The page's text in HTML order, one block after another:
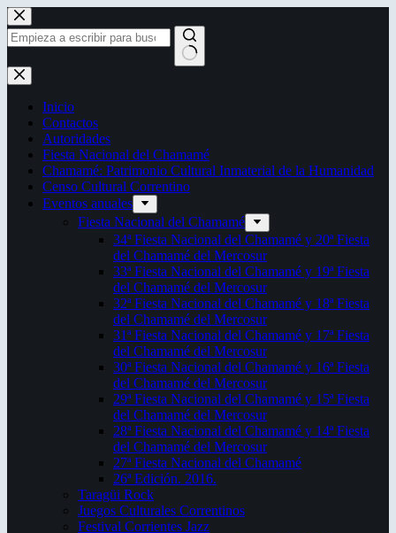
Saltar
al
contenido
Sin
resultados
Inicio
Contactos
Autoridades
Fiesta Nacional del Chamamé
Chamamé: Patrimonio Cultural Inmaterial de la Humanidad
Censo Cultural Correntino
Eventos anuales
Fiesta Nacional del Chamamé
34ª Fiesta Nacional del Chamamé y 20ª Fiesta
del Chamamé del Mercosur
33ª Fiesta Nacional del Chamamé y 19ª Fiesta
del Chamamé del Mercosur
32ª Fiesta Nacional del Chamamé y 18ª Fiesta
del Chamamé del Mercosur
31ª Fiesta Nacional del Chamamé y 17ª Fiesta
del Chamamé del Mercosur
30ª Fiesta Nacional del Chamamé y 16ª Fiesta
del Chamamé del Mercosur
29ª Fiesta Nacional del Chamamé y 15ª Fiesta
del Chamamé del Mercosur
28ª Fiesta Nacional del Chamamé y 14ª Fiesta
del Chamamé del Mercosur
27ª Fiesta Nacional del Chamamé
26ª Edición. 2016.
Taragüi Rock
Juegos Culturales Correntinos
Festival Corrientes Jazz